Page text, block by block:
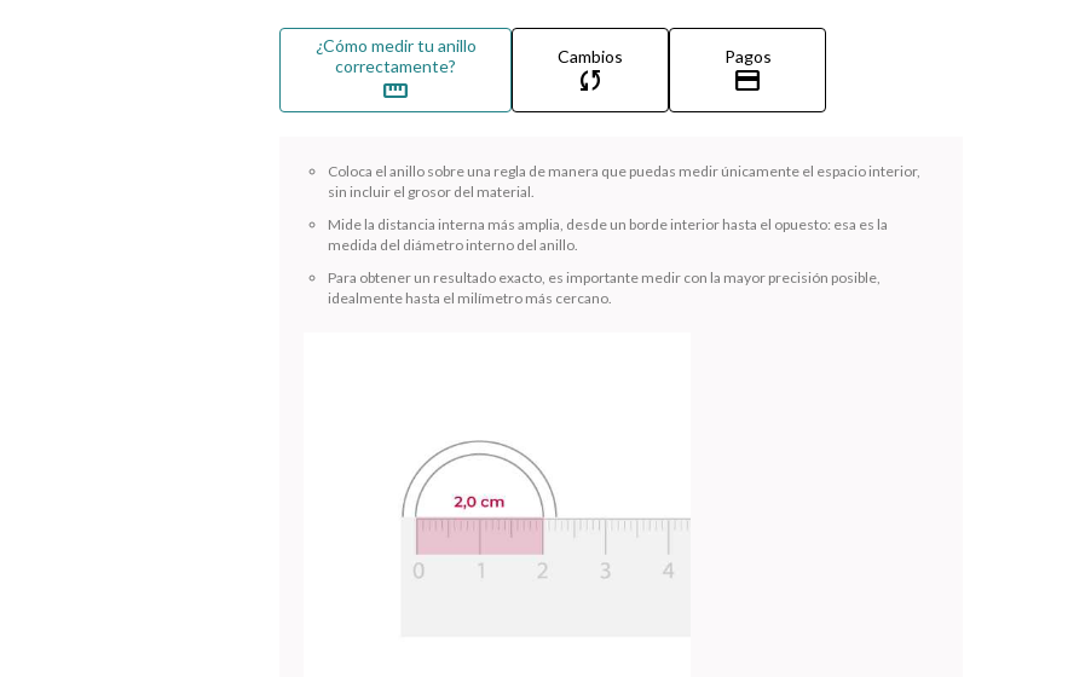
¿Cómo medir tu anillo
correctamente?
straighten
Cambios
sync
Pagos
credit_card
Coloca el anillo sobre una regla de manera que puedas medir únicamente el espacio interior,
sin incluir el grosor del material.
Mide la distancia interna más amplia, desde un borde interior hasta el opuesto: esa es la
medida del diámetro interno del anillo.
Para obtener un resultado exacto, es importante medir con la mayor precisión posible,
idealmente hasta el milímetro más cercano.
¡Sumate a la forma más ágil de comprar!